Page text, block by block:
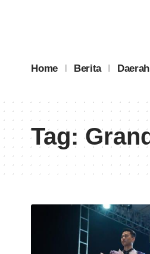
Home Berita Daerah
Tag: